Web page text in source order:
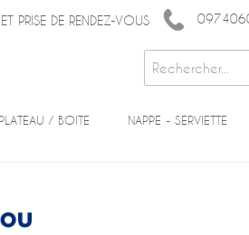
PRISE DE RENDEZ-VOUS
PLATEAU / BOITE NAPPE - SERVIETTE